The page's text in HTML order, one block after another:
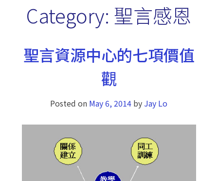
Category: 聖言感恩
聖言資源中心的七項價值
觀
Posted on May 6, 2014 by Jay Lo